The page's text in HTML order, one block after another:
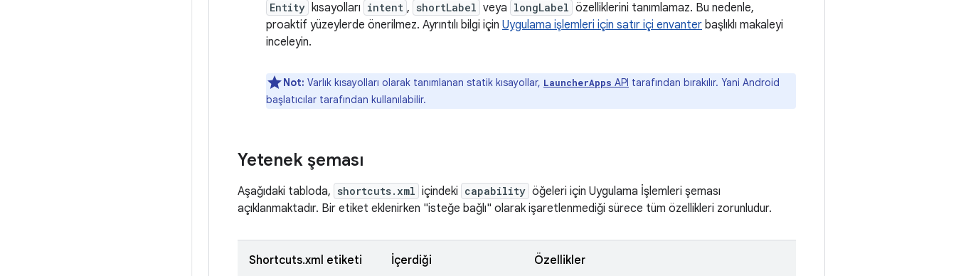
Entity kısayolları intent , shortLabel veya longLabel özelliklerini tanımlamaz. Bu nedenle,
proaktif yüzeylerde önerilmez. Ayrıntılı bilgi için Uygulama işlemleri için satır içi envanter başlıklı makaleyi
inceleyin.
Not: Varlık kısayolları olarak tanımlanan statik kısayollar, LauncherApps API tarafından bırakılır. Yani Android
başlatıcılar tarafından kullanılabilir.
Yetenek şeması
Aşağıdaki tabloda, shortcuts.xml içindeki capability öğeleri için Uygulama İşlemleri şeması
açıklanmaktadır. Bir etiket eklenirken "isteğe bağlı" olarak işaretlenmediği sürece tüm özellikleri zorunludur.
Shortcuts.xml etiketi İçerdiği Özellikler